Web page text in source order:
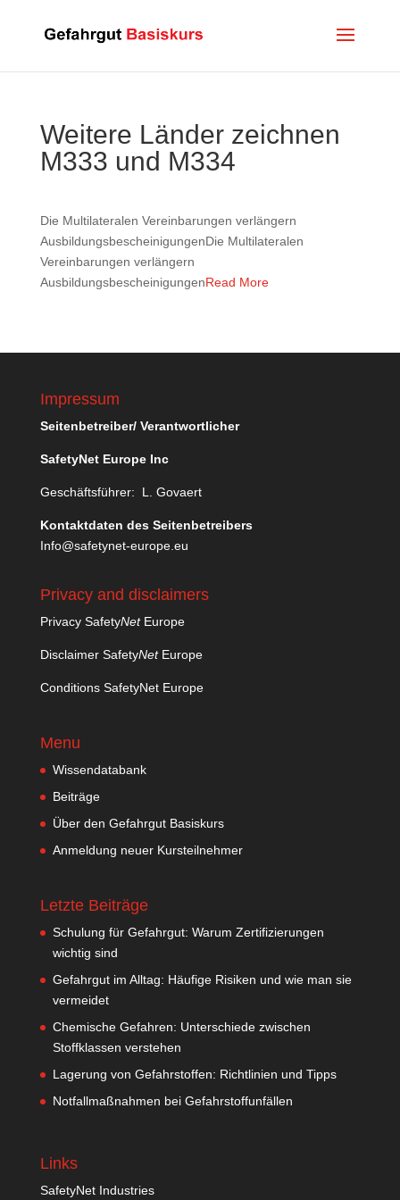
Weitere Länder zeichnen
M333 und M334
Die Multilateralen Vereinbarungen verlängern
AusbildungsbescheinigungenDie Multilateralen
Vereinbarungen verlängern
AusbildungsbescheinigungenRead More
Impressum
Seitenbetreiber/ Verantwortlicher
SafetyNet Europe Inc
Geschäftsführer: L. Govaert
Kontaktdaten des Seitenbetreibers
Info@safetynet-europe.eu
Privacy and disclaimers
Privacy SafetyNetEurope
Disclaimer SafetyNetEurope
Conditions SafetyNet Europe
Menu
Wissendatabank
Beiträge
Über den Gefahrgut Basiskurs
Anmeldung neuer Kursteilnehmer
Letzte Beiträge
Schulung für Gefahrgut: Warum Zertifizierungen
wichtig sind
Gefahrgut im Alltag: Häufige Risiken und wie man sie
vermeidet
Chemische Gefahren: Unterschiede zwischen
Stoffklassen verstehen
Lagerung von Gefahrstoffen: Richtlinien und Tipps
Notfallmaßnahmen bei Gefahrstoffunfällen
Links
SafetyNet Industries